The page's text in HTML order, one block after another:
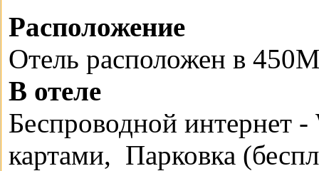
Расположение
Отель расположен в
В отеле
Беспроводной интернет
картами, Парковка